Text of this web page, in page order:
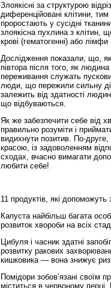
Злоякісні за структурою
диференційовані клітини,
проростають у сусідні
злоякісна пухлина з клітин,
крові (гематогенні) або
Дослідження показали, що,
півтора після того, як
переживання служать
люди, що пережили сильну
залежить від здатності
що відбуваються.
Як же забезпечити себе від
правильно розуміти і
видихнути позитив. По-
красою, із задоволенням
сходах, вчасно вимагати
любити себе!
11 продуктів, які допоможуть
Капуста найбільш багата
розвиток хвороби на всіх
Цибуля і часник здатні
розвитку ракових
кишковика — вона знижує
Помідори зобов’язані своїм
міститься в червоному